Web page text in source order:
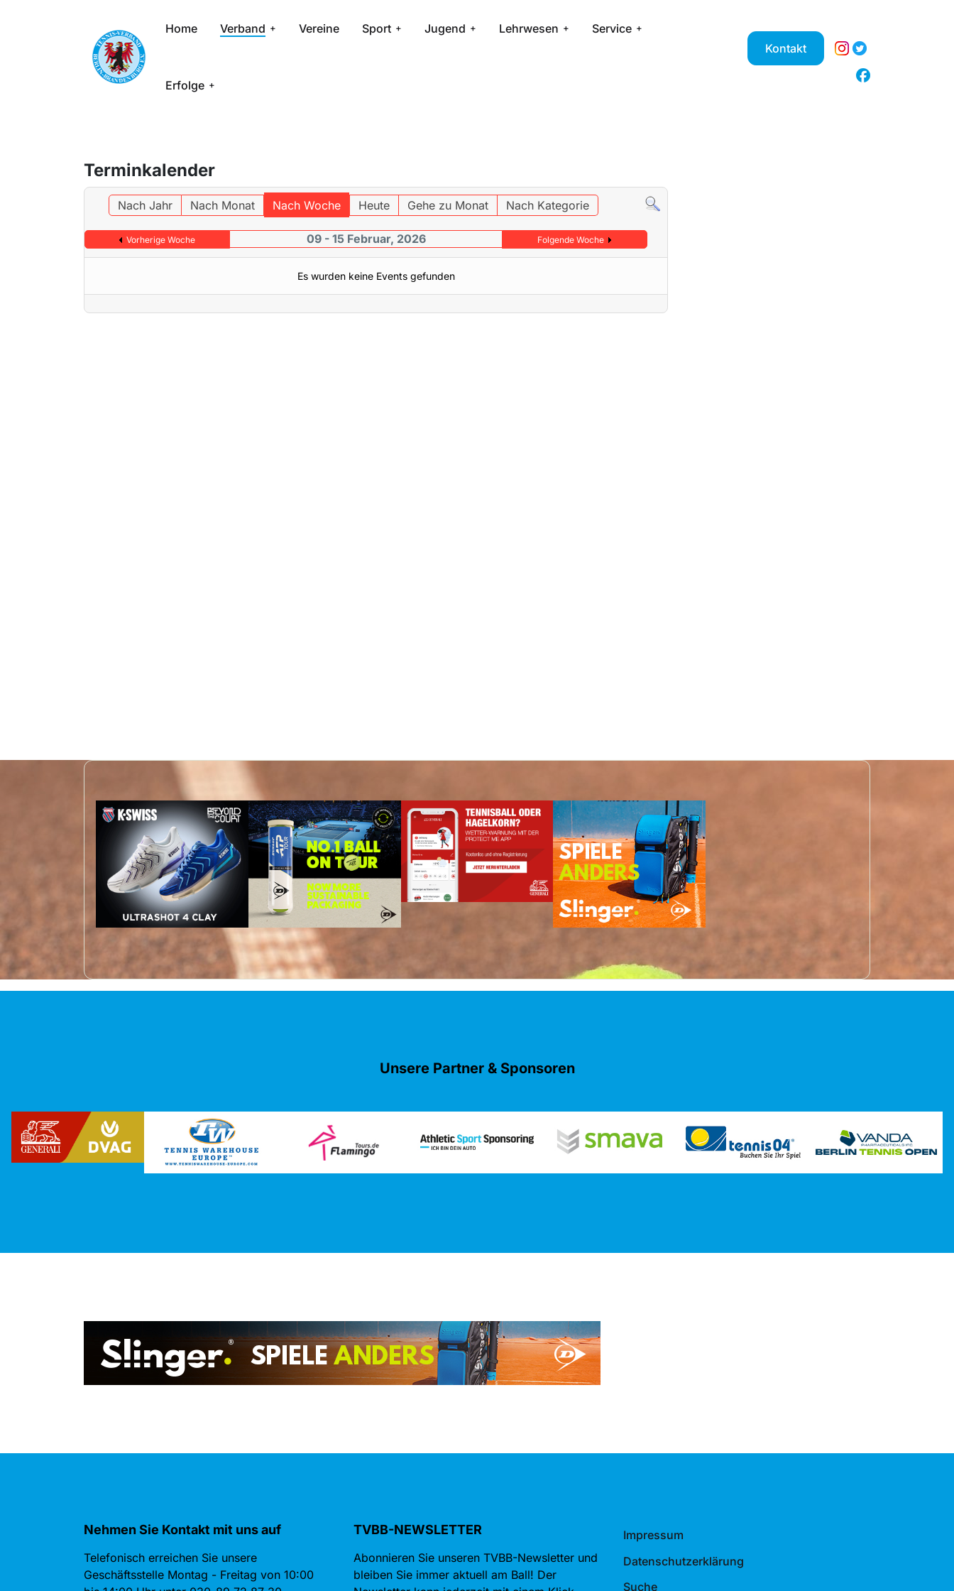
Home Verband Vereine Sport Jugend Lehrwesen Service
Erfolge
Kontakt
Terminkalender
Nach Jahr Nach Monat Nach Woche Heute Gehe zu Monat Nach Kategorie
Vorherige Woche 09 - 15 Februar, 2026 Folgende Woche
Es wurden keine Events gefunden
Unsere Partner & Sponsoren
Nehmen Sie Kontakt mit uns auf
Telefonisch erreichen Sie unsere
Geschäftsstelle Montag - Freitag von 10:00
TVBB-NEWSLETTER
Abonnieren Sie unseren TVBB-Newsletter und
bleiben Sie immer aktuell am Ball! Der
Impressum
Datenschutzerklärung
Suche